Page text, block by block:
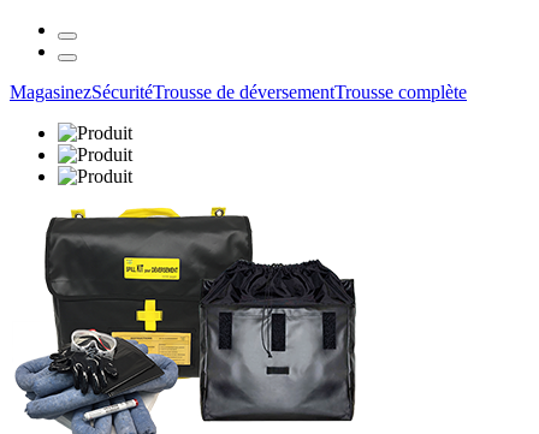
MagasinezSécuritéTrousse de déversementTrousse complète